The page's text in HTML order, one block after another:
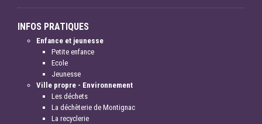
INFOS PRATIQUES
Enfance et jeunesse
Petite enfance
Ecole
Jeunesse
Ville propre - Environnement
Les déchets
La déchèterie de Montignac
La recyclerie